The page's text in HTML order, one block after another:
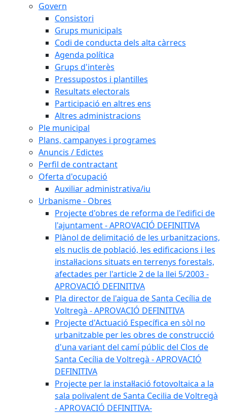
Govern
Consistori
Grups municipals
Codi de conducta dels alta càrrecs
Agenda política
Grups d'interès
Pressupostos i plantilles
Resultats electorals
Participació en altres ens
Altres administracions
Ple municipal
Plans, campanyes i programes
Anuncis / Edictes
Perfil de contractant
Oferta d'ocupació
Auxiliar administrativa/iu
Urbanisme - Obres
Projecte d'obres de reforma de l'edifici de
l'ajuntament - APROVACIÓ DEFINITIVA
Plànol de delimitació de les urbanitzacions,
els nuclis de població, les edificacions i les
instal·lacions situats en terrenys forestals,
afectades per l'article 2 de la llei 5/2003 -
APROVACIÓ DEFINITIVA
Pla director de l'aigua de Santa Cecília de
Voltregà - APROVACIÓ DEFINITIVA
Projecte d'Actuació Específica en sòl no
urbanitzable per les obres de construcció
d'una variant del camí públic del Clos de
Santa Cecília de Voltregà - APROVACIÓ
DEFINITIVA
Projecte per la instal·lació fotovoltaica a la
sala polivalent de Santa Cecilia de Voltregà
- APROVACIÓ DEFINITIVA-